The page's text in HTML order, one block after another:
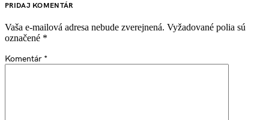
PRIDAJ KOMENTÁR
Vaša e-mailová adresa nebude zverejnená. Vyžadované polia sú
označené *
Komentár *